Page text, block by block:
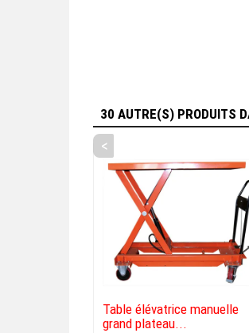
30 AUTRE(S) PRODUITS
<
Table élévatrice manuelle
grand plateau...